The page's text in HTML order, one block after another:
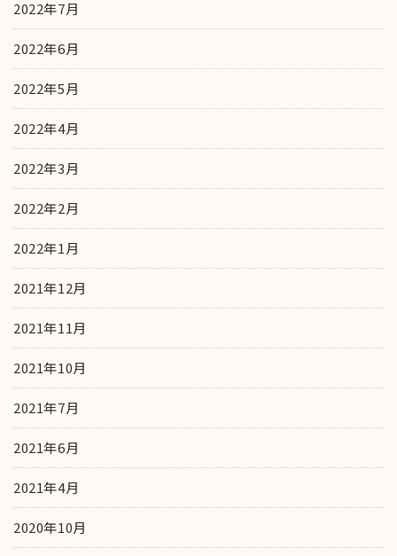
2022年7月
2022年6月
2022年5月
2022年4月
2022年3月
2022年2月
2022年1月
2021年12月
2021年11月
2021年10月
2021年7月
2021年6月
2021年4月
2020年10月